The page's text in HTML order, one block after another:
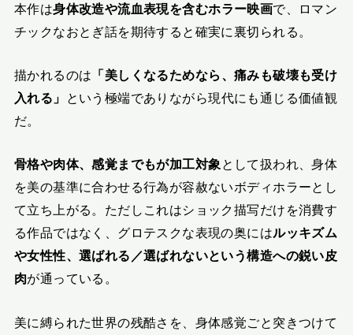
本作は身体改造や流血表現を含むホラー映画で、ロマン
チックなおとぎ話を期待すると確実に裏切られる。
描かれるのは 「美しくなるためなら、痛みも破壊も受け
入れる」
という極端でありながら現代にも通じる価値観
だ。
骨格や肉体、感覚までもが加工対象 として扱われ、身体
を美の基準に合わせる行為が容赦ないボディホラーとし
て立ち上がる。ただしこれはショック描写だけを消費す
る作品ではなく、グロテスクな表現の奥にはルッキズム
や女性性、選ばれる／選ばれないという構造への鋭い皮
肉が通っている。
美に縛られた世界の残酷さを、身体感覚ごと突きつけて